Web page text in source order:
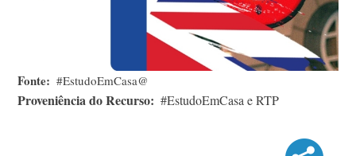
Fonte #EstudoEmCasa@
Proveniência do Recurso #EstudoEmCasa e RTP